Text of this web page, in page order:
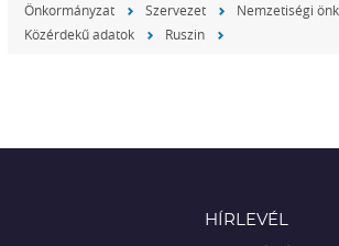
Önkormányzat Szervezet
Nemzetiségi
Közérdekű adatok
Ruszin
HÍRLEVÉL